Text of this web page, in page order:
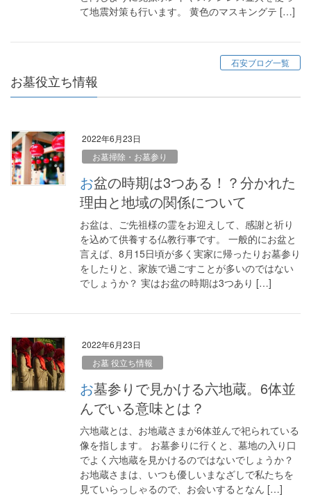
て地震対策も行います。 黄色のマスキングテ […]
石安ブログ一覧
お墓役立ち情報
2022年6月23日
お墓掃除・お墓参り
お盆の時期は3つある！？分かれた
理由と地域の関係について
お盆は、ご先祖様の霊をお迎えして、感謝と祈り
を込めて供養する仏教行事です。 一般的にお盆と
言えば、8月15日頃が多く実家に帰ったりお墓参り
をしたりと、家族で過ごすことが多いのではない
でしょうか？ 実はお盆の時期は3つあり […]
2022年6月23日
お墓 役立ち情報
お墓参りで見かける六地蔵。6体並
んでいる意味とは？
六地蔵とは、お地蔵さまが6体並んで祀られている
像を指します。 お墓参りに行くと、墓地の入り口
でよく六地蔵を見かけるのではないでしょうか？
お地蔵さまは、いつも優しいまなざしで私たちを
見ていらっしゃるので、お会いするとなん […]